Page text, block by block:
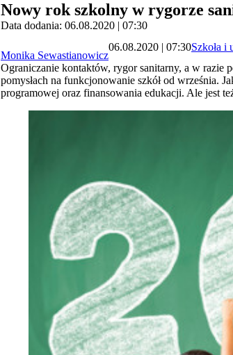
Nowy rok szkolny w rygorze
Data dodania: 06.08.2020 | 07:30
Monika Sewastianowicz
06.08.2020 | 07:30Szkoła i
Ograniczanie kontaktów, rygor sanitarny, a w razie
pomysłach na funkcjonowanie szkół od września.
programowej oraz finansowania edukacji. Ale jest